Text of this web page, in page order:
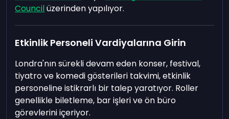
Councilüzerinden yapılıyor.
Etkinlik Personeli Vardiyalarına Girin
Londra'nın sürekli devam eden konser, festival,
tiyatro ve komedi gösterileri takvimi, etkinlik
personeline istikrarlı bir talep yaratıyor. Roller
genellikle biletleme, bar işleri ve ön büro
görevlerini içeriyor.